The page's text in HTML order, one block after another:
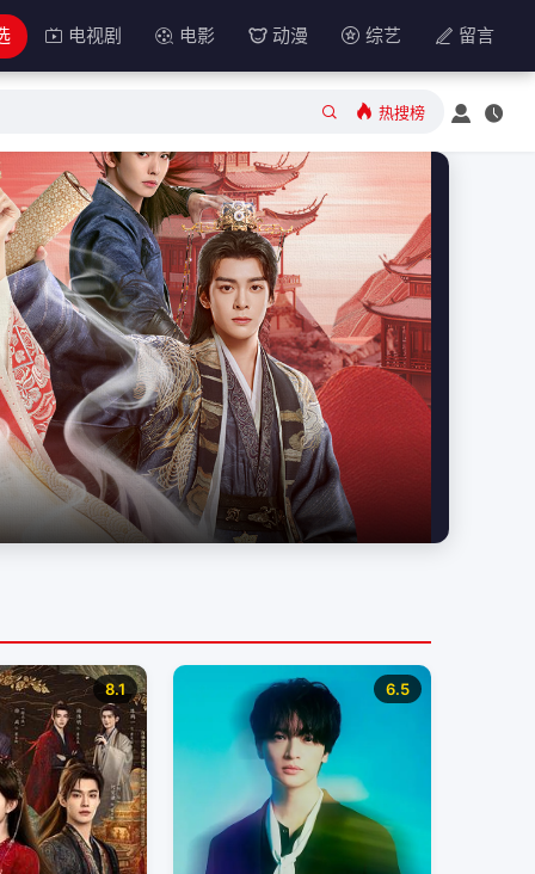
电视剧 电影 动漫 综艺 留言
热搜榜
8.1 6.5